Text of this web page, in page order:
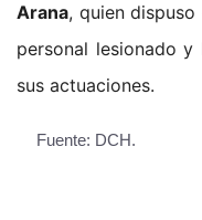
Arana, quien
personal lesionado
sus actuaciones.
Fuente: DCH.